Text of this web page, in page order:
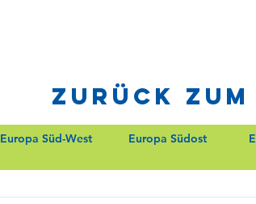
Zurück
Europa Süd-West Europa Südost